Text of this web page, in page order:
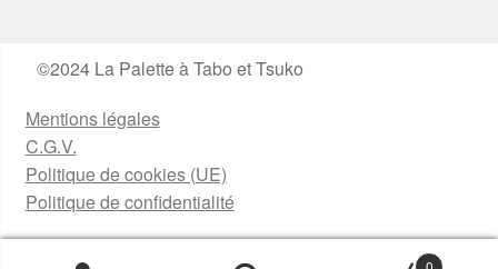
©2024 La Palette à Tabo et Tsuko
Mentions légales
C.G.V.
Politique de cookies (UE)
Politique de confidentialité